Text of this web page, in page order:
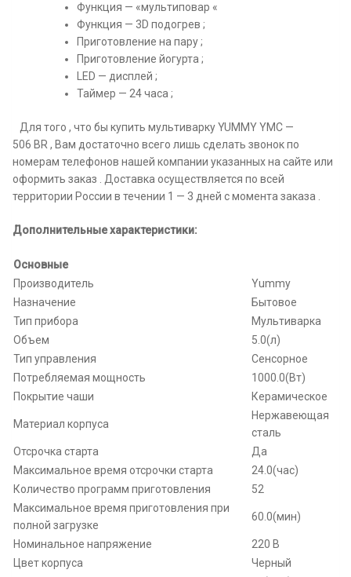
Функция — «мультиповар «
Функция — 3D подогрев ;
Приготовление на пару ;
Приготовление йогурта ;
LED — дисплей ;
Таймер — 24 часа ;
Для того , что бы купить мультиварку YUMMY YMC —
506 BR , Вам достаточно всего лишь сделать звонок по
номерам телефонов нашей компании указанных на сайте или
оформить заказ . Доставка осуществляется по всей
территории России в течении 1 — 3 дней с момента заказа .
Дополнительные характеристики:
Основные
Производитель
Yummy
Назначение
Бытовое
Тип прибора
Мультиварка
Объем
5.0(л)
Тип управления
Сенсорное
Потребляемая мощность
1000.0(Вт)
Покрытие чаши
Керамическое
Материал корпуса
Нержавеющая
сталь
Отсрочка старта
Да
Максимальное время отсрочки старта
24.0(час)
Количество программ приготовления
52
Максимальное время приготовления при
полной загрузке
60.0(мин)
Номинальное напряжение
220 В
Цвет корпуса
Черный